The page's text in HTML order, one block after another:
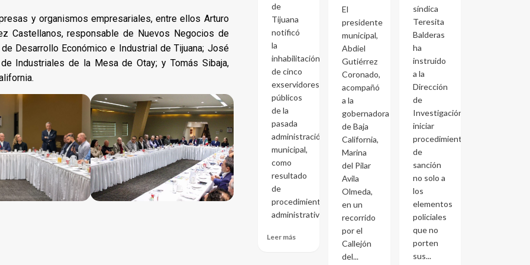
y organismos empresariales, entre ellos Arturo
Castellanos, responsable de Nuevos Negocios de
Desarrollo Económico e Industrial de Tijuana; José
Industriales de la Mesa de Otay; y Tomás Sibaja,
de
Tijuana
notificó
la
inhabilitación
de cinco
exservidores
públicos
de la
pasada
administración
municipal,
como
resultado
de
procedimientos
administrativos...
Leer más
El
presidente
municipal,
Abdiel
Gutiérrez
Coronado,
acompañó
a la
gobernadora
de Baja
California,
Marina
del Pilar
Avila
Olmeda,
en un
recorrido
por el
Callejón
del...
síndica
Teresita
Balderas
ha
instruido
a la
Dirección
de
Investigación
iniciar
procedimientos
de
sanción
no solo a
los
elementos
policiales
que no
porten
sus...